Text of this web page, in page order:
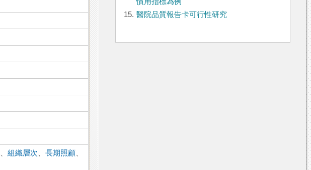
、組織層次 、長期照顧
慣用指標為例
15. 醫院品質報告卡可行性研究